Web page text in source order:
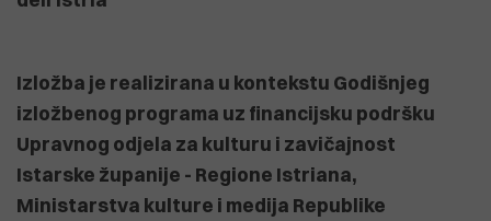
Izložba je realizirana u kontekstu Godišnjeg
izložbenog programa uz financijsku podršku
Upravnog odjela za kulturu i zavičajnost
Istarske županije - Regione Istriana,
Ministarstva kulture i medija Republike